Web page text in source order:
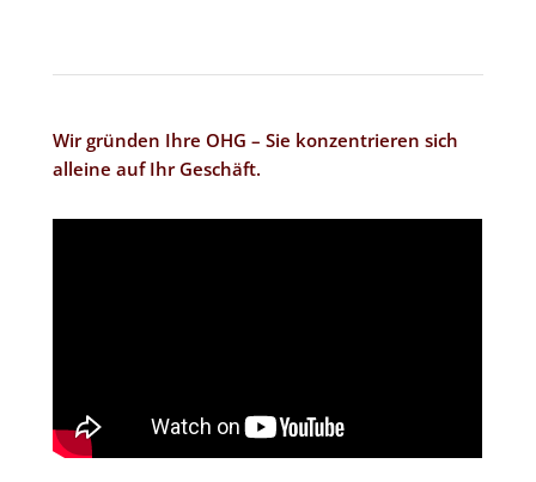
Wir gründen Ihre OHG – Sie konzentrieren sich
alleine auf Ihr Geschäft.